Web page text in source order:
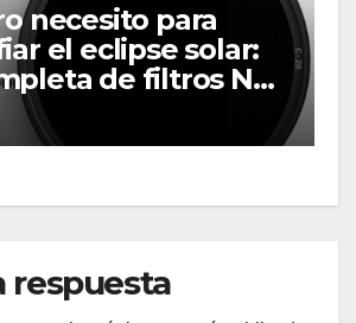
necesito para
el eclipse solar:
de filtros ND
respuesta